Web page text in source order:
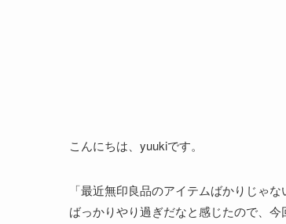
こんにちは、yuukiです。
「最近無印良品のアイテムばかりじゃ
ばっかりやり過ぎだなと感じたので、